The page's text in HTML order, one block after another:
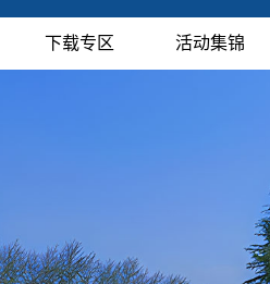
下载专区 活动集锦